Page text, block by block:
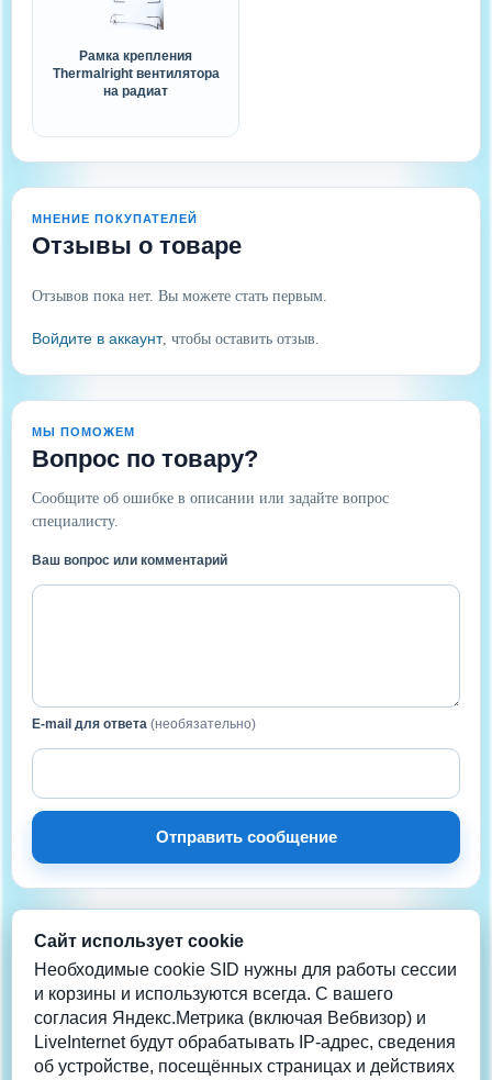
Рамка крепления
Thermalright вентилятора
на радиат
МНЕНИЕ ПОКУПАТЕЛЕЙ
Отзывы о товаре
Отзывов пока нет. Вы можете стать первым.
Войдите в аккаунт, чтобы оставить отзыв.
МЫ ПОМОЖЕМ
Вопрос по товару?
Сообщите об ошибке в описании или задайте вопрос
специалисту.
Ваш вопрос или комментарий
E-mail для ответа (необязательно)
Отправить сообщение
НА СВЯЗИ
Нужна помощь?
Телеграм
info@coolera.ru
+7 962-942-2013
Сайт использует cookie
Необходимые cookie SID нужны для работы сессии
и корзины и используются всегда. С вашего
согласия Яндекс.Метрика (включая Вебвизор) и
LiveInternet будут обрабатывать IP-адрес, сведения
об устройстве, посещённых страницах и действиях